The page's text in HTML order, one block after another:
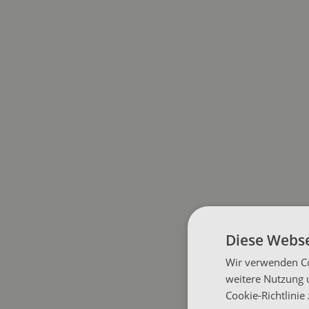
Diese
Wir verwenden
weitere Nutzung
Cookie-Richtlinie